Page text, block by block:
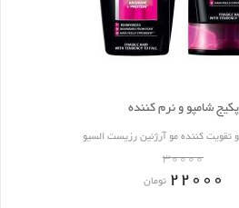
پکیج شامپو و نرم کننده
کننده مو آرژنین رزیست السیو
30000
22000 تومان